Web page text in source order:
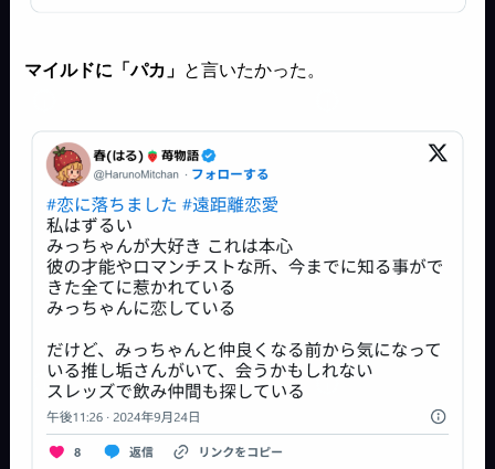
マイルドに「パカ」 と言いたかった。